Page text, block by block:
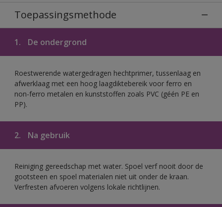
Toepassingsmethode
1. De ondergrond
Roestwerende watergedragen hechtprimer, tussenlaag en
afwerklaag met een hoog laagdiktebereik voor ferro en
non-ferro metalen en kunststoffen zoals PVC (géén PE en
PP).
2. Na gebruik
Reiniging gereedschap met water. Spoel verf nooit door de
gootsteen en spoel materialen niet uit onder de kraan.
Verfresten afvoeren volgens lokale richtlijnen.